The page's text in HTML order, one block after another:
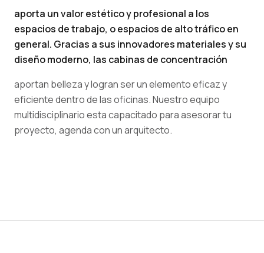
aporta un valor estético y profesional a los
espacios de trabajo, o espacios de alto tráfico en
general. Gracias a sus innovadores materiales y su
diseño moderno, las cabinas de concentración
aportan belleza y logran ser un elemento eficaz y
eficiente dentro de las oficinas. Nuestro equipo
multidisciplinario esta capacitado para asesorar tu
proyecto, agenda con un arquitecto.